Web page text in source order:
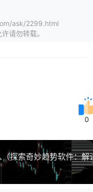
Average
场奇妙的MACD视频教
指标的原理简单易懂
反映了股票价格的短期
+ ((N - 1) / (N + 1)) *
ask/2299.html
请勿转载。
0